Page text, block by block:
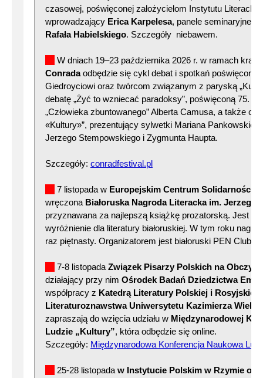
czasowej, poświęconej założycielom Instytutu
wprowadzający Erica Karpelesa, panele seminaryjne,
Rafała Habielskiego. Szczegóły niebawem.
W dniach 19–23 października 2026 r. w ramach
Conradaodbędzie się cykl debat i spotkań
Giedroyciowi oraz twórcom związanym z paryską
debatę „Żyć to wzniecać paradoksy”, poświęconą 75.
„Człowieka zbuntowanego” Alberta Camusa, a także
«Kultury»”, prezentujący sylwetki Mariana
Jerzego Stempowskiego i Zygmunta Haupta.
Szczegóły: conradfestival.pl
7 listopada w Europejskim Centrum Solidarności
wręczona Białoruska Nagroda Literacka im. Jerzego
przyznawana za najlepszą książkę prozatorską. Jest to
wyróżnienie dla literatury białoruskiej. W tym roku
raz piętnasty. Organizatorem jest białoruski PEN Club.
7-8 listopada Związek Pisarzy Polskich na
działający przy nim Ośrodek Badań Dziedzictwa
współpracy z Katedrą Literatury Polskiej i Rosyjskiej
Literaturoznawstwa Uniwersytetu Kazimierza
zapraszają do wzięcia udziału w Międzynarodowej
Ludzie „Kultury”, która odbędzie się online.
Szczegóły: Międzynarodowa Konferencja Naukowa
25-28 listopada w Instytucie Polskim w Rzymie